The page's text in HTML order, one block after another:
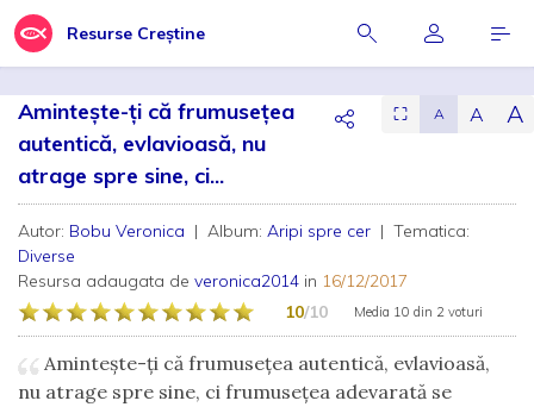
Resurse Creștine
Amintește-ți că frumusețea
autentică, evlavioasă, nu
atrage spre sine, ci...
⛶ A A A
Autor: Bobu Veronica | Album: Aripi spre cer | Tematica:
Diverse
Resursa adaugata de veronica2014 in 16/12/2017
10/10 Media 10 din 2 voturi
Amintește-ți că frumusețea autentică, evlavioasă,
nu atrage spre sine, ci frumusețea adevarată se